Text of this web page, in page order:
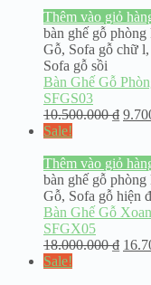
Thêm vào giỏ
bàn ghế gỗ phòng
Gỗ, Sofa gỗ chữ l,
Sofa gỗ sồi
Bàn Ghế Gỗ
SFGS03
10.500.000₫
Sale!
Thêm vào giỏ
bàn ghế gỗ phòng
Gỗ, Sofa gỗ hiện
Bàn Ghế Gỗ
SFGX05
18.000.000₫
Sale!